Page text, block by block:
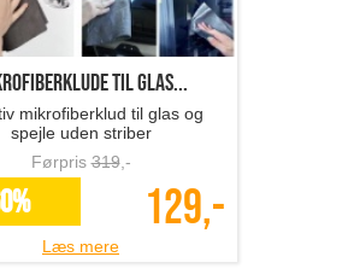
til glas...
mikrofiberklud til glas og
spejle uden striber
Førpris319,-
129,-
Læs mere